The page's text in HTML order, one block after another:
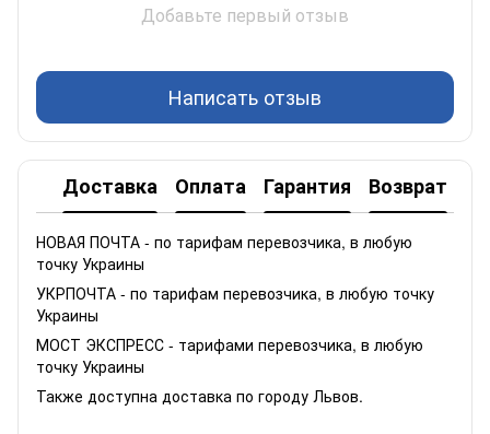
Добавьте первый отзыв
Написать отзыв
Доставка Оплата Гарантия Возврат
НОВАЯ ПОЧТА - по тарифам перевозчика, в любую
точку Украины
УКРПОЧТА - по тарифам перевозчика, в любую точку
Украины
МОСТ ЭКСПРЕСС - тарифами перевозчика, в любую
точку Украины
Также доступна доставка по городу Львов.